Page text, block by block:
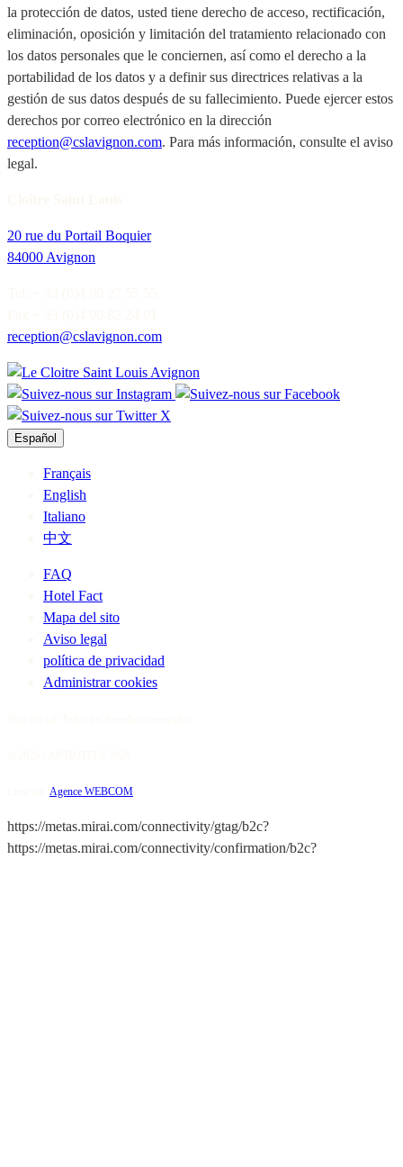
la protección de datos, usted tiene derecho de acceso, rectificación,
eliminación, oposición y limitación del tratamiento relacionado con
los datos personales que le conciernen, así como el derecho a la
portabilidad de los datos y a definir sus directrices relativas a la
gestión de sus datos después de su fallecimiento. Puede ejercer estos
derechos por correo electrónico en la dirección
reception@cslavignon.com. Para más información, consulte el aviso
legal.
20 rue du Portail Boquier
84000 Avignon
reception@cslavignon.com
Español
Français
English
Italiano
中文
FAQ
Hotel Fact
Mapa del sito
Aviso legal
política de privacidad
Administrar cookies
Agence WEBCOM
https://metas.mirai.com/connectivity/gtag/b2c?
https://metas.mirai.com/connectivity/confirmation/b2c?